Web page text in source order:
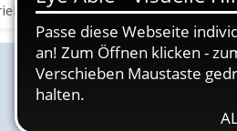
| TORP Turniere
Kategorien